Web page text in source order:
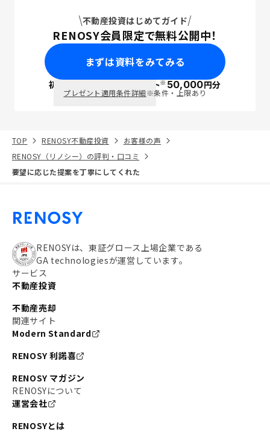
不動産投資はじめてガイド
RENOSY会員限定で無料公開中！
まずは資料をみてみる
初回面談で ポイント※50,000円分
プレゼント適用条件詳細※条件・上限あり
TOP RENOSY不動産投資
お客様の声
RENOSY（リノシー）の評判・口コミ
要望に応じた提案を丁寧にしてくれた
RENOSYは、東証グロース上場企業である
GA technologiesが運営しています。
サービス
不動産投資
不動産売却
関連サイト
Modern Standard
RENOSY 利諾喜
RENOSY マガジン
RENOSYについて
運営会社
RENOSYとは